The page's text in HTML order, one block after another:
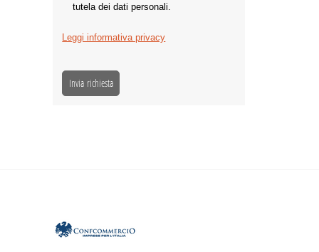
tutela dei dati personali.
Leggi informativa privacy
Invia richiesta